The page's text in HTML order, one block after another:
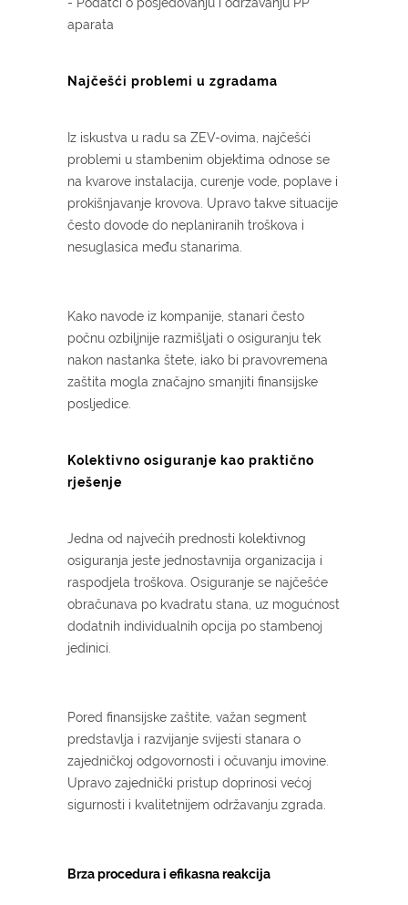
- Podatci o posjedovanju i održavanju PP
aparata
Najčešći problemi u zgradama
Iz iskustva u radu sa ZEV-ovima, najčešći
problemi u stambenim objektima odnose se
na kvarove instalacija, curenje vode, poplave i
prokišnjavanje krovova. Upravo takve situacije
često dovode do neplaniranih troškova i
nesuglasica među stanarima.
Kako navode iz kompanije, stanari često
počnu ozbiljnije razmišljati o osiguranju tek
nakon nastanka štete, iako bi pravovremena
zaštita mogla značajno smanjiti finansijske
posljedice.
Kolektivno osiguranje kao praktično
rješenje
Jedna od najvećih prednosti kolektivnog
osiguranja jeste jednostavnija organizacija i
raspodjela troškova. Osiguranje se najčešće
obračunava po kvadratu stana, uz mogućnost
dodatnih individualnih opcija po stambenoj
jedinici.
Pored finansijske zaštite, važan segment
predstavlja i razvijanje svijesti stanara o
zajedničkoj odgovornosti i očuvanju imovine.
Upravo zajednički pristup doprinosi većoj
sigurnosti i kvalitetnijem održavanju zgrada.
Brza procedura i efikasna reakcija